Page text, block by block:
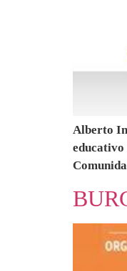
Alberto
educativo